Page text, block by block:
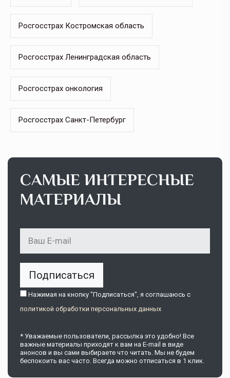
Росгосстрах Костромская область
Росгосстрах Ленинградская область
Росгосстрах онкология
Росгосстрах Санкт-Петербург
САМЫЕ ИНТЕРЕСНЫЕ
МАТЕРИАЛЫ
Подписаться
Нажимая на кнопку "Подписаться", я соглашаюсь c
политикой обработки персональных данных
* Уважаемые пользователи, рассылка это удобно! Все
важные материалы приходят к вам на E-mail в виде
анонсов и вы сами выбираете что читать. Мы не будем
беспокоить вас часто. Всегда можно отписаться в 1 клик.